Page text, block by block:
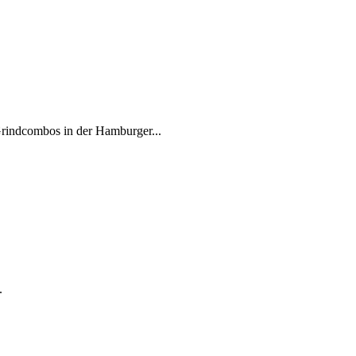
in der Hamburger...